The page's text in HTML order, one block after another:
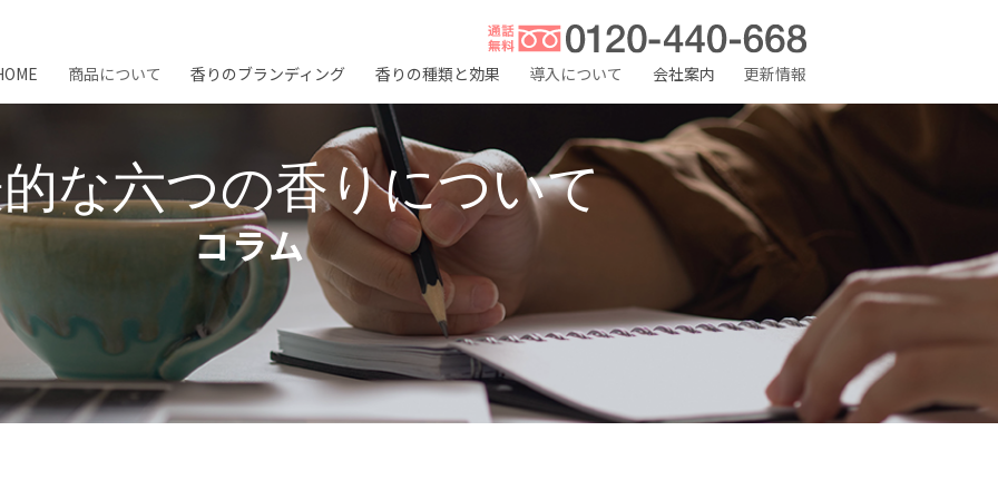
商品について 香りのブランディング 香りの種類と効果 導入について 会社案内 更新情報
な六つの香りについて
コラム